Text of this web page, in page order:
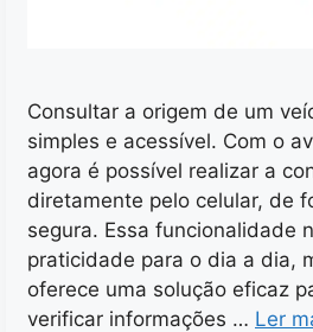
Consultar a origem de um
simples e acessível. Com o
agora é possível realizar a
diretamente pelo celular, de
segura. Essa funcionalidade
praticidade para o dia a dia,
oferece uma solução eficaz
verificar informações … Ler